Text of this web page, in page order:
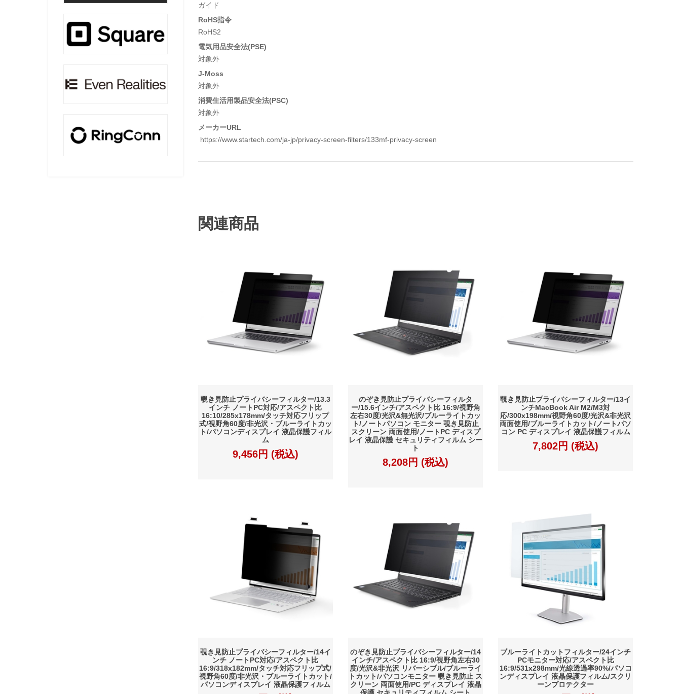
ガイド
RoHS指令
RoHS2
電気用品安全法(PSE)
対象外
J-Moss
対象外
消費生活用製品安全法(PSC)
対象外
メーカーURL
https://www.startech.com/ja-jp/privacy-screen-filters/133mf-privacy-screen
関連商品
覗き見防止プライバシーフィルター/13.3
インチ ノートPC対応/アスペクト比
16:10/285x178mm/タッチ対応フリップ
式/視野角60度/非光沢・ブルーライトカッ
ト/パソコンディスプレイ 液晶保護フィル
ム
9,456円 (税込)
のぞき見防止プライバシーフィルタ
ー/15.6インチ/アスペクト比 16:9/視野角
左右30度/光沢&無光沢/ブルーライトカッ
ト/ノートパソコン モニター 覗き見防止
スクリーン 両面使用/ノートPC ディスプ
レイ 液晶保護 セキュリティフィルム シー
ト
8,208円 (税込)
覗き見防止プライバシーフィルター/13イ
ンチMacBook Air M2/M3対
応/300x198mm/視野角60度/光沢&非光沢
両面使用/ブルーライトカット/ノートパソ
コン PC ディスプレイ 液晶保護フィルム
7,802円 (税込)
覗き見防止プライバシーフィルター/14イ
ンチ ノートPC対応/アスペクト比
16:9/318x182mm/タッチ対応フリップ式/
視野角60度/非光沢・ブルーライトカット/
パソコンディスプレイ 液晶保護フィルム
のぞき見防止プライバシーフィルター/14
インチ/アスペクト比 16:9/視野角左右30
度/光沢&非光沢 リバーシブル/ブルーライ
トカット/パソコンモニター 覗き見防止 ス
クリーン 両面使用/PC ディスプレイ 液晶
ブルーライトカットフィルター/24インチ
PCモニター対応/アスペクト比
16:9/531x298mm/光線透過率90%/パソコ
ンディスプレイ 液晶保護フィルム/スクリ
ーンプロテクター